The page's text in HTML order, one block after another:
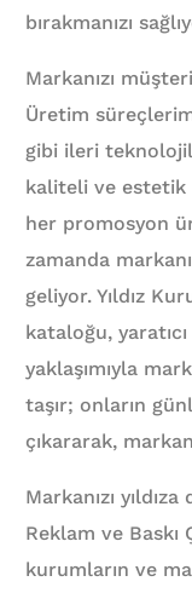
bırakmanızı
Markanızı
Üretim
gibi ileri
kaliteli ve estetik
her promosyon
zamanda
geliyor. Yıldız
kataloğu,
yaklaşımıyla
taşır; onların
çıkararak,
Markanızı
Reklam ve
kurumların ve